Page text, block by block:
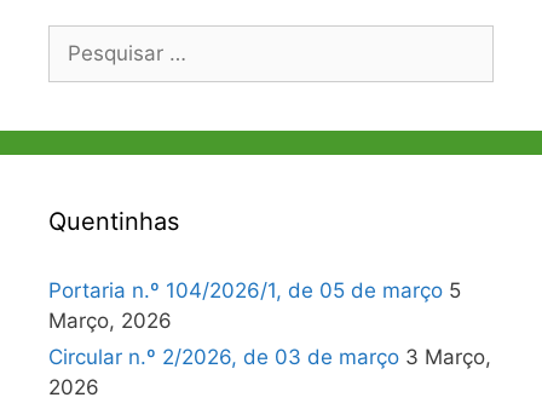
por:
Quentinhas
Portaria n.º 104/2026/1, de 05 de março 5
Março, 2026
Circular n.º 2/2026, de 03 de março 3 Março,
2026